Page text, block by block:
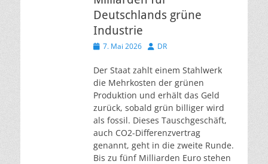
Deutschlands grüne
Industrie
Veröffentlicht
7. Mai 2026 Autor
DR
Der Staat zahlt einem Stahlwerk
die Mehrkosten der grünen
Produktion und erhält das Geld
zurück, sobald grün billiger wird
als fossil. Dieses Tauschgeschäft,
auch CO2-Differenzvertrag
genannt, geht in die zweite Runde.
Bis zu fünf Milliarden Euro stehen